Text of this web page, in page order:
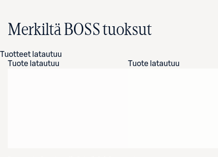
Merkiltä BOSS tuoksut
Tuotteet latautuu
Tuote latautuu
Tuote latautuu